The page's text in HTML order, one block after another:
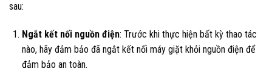
sau:
Ngắt kết nối nguồn điện: Trước khi thực hiện bất kỳ thao tác
nào, hãy đảm bảo đã ngắt kết nối máy giặt khỏi nguồn điện để
đảm bảo an toàn.